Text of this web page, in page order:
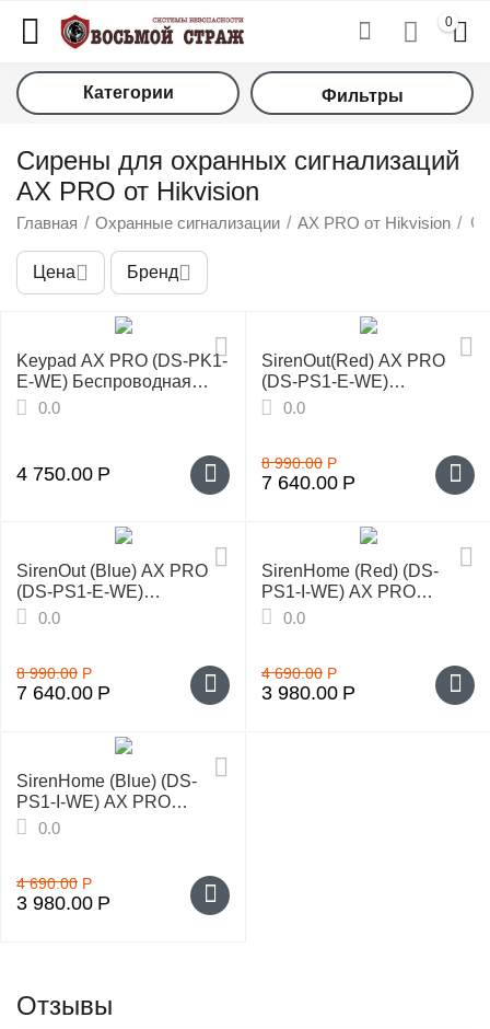
0
Категории Фильтры
Сирены для охранных сигнализаций
AX PRO от Hikvision
Главная / Охранные сигнализации / AX PRO от Hikvision /
Цена Бренд
Keypad AX PRO (DS-PK1-
E-WE) Беспроводная
LED-клавиатура
0.0
4 750.00 Р
SirenOut(Red) AX PRO
(DS-PS1-E-WE)
Беспроводной уличный
0.0
8 990.00 Р
7 640.00 Р
SirenOut (Blue) AX PRO
(DS-PS1-E-WE)
Беспроводной уличный
0.0
8 990.00 Р
7 640.00 Р
SirenHome (Red) (DS-
PS1-I-WE) AX PRO
Беспроводной
0.0
4 690.00 Р
3 980.00 Р
SirenHome (Blue) (DS-
PS1-I-WE) AX PRO
Беспроводной
0.0
4 690.00 Р
3 980.00 Р
Отзывы